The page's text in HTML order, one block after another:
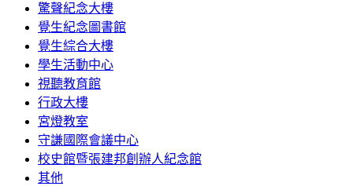
驚聲紀念大樓
覺生紀念圖書館
覺生綜合大樓
學生活動中心
視聽教育館
行政大樓
宮燈教室
守謙國際會議中心
校史館暨張建邦創辦人紀念館
其他